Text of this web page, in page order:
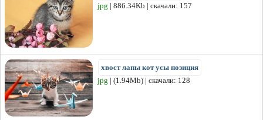
jpg | 886.34Kb | скачали: 157
хвост лапы кот усы позиция
jpg | (1.94Mb) | скачали: 128